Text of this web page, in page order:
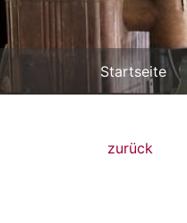
Startseite
zurück